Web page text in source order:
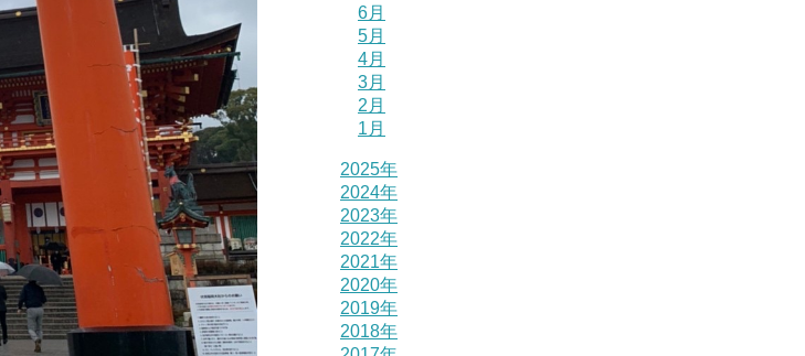
6月
5月
4月
3月
2月
1月
2025年
2024年
2023年
2022年
2021年
2020年
2019年
2018年